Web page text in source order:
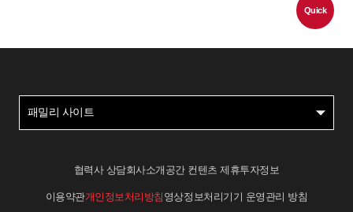
Quick
패밀리 사이트
협력사 상담회사소개 공간 컨텐츠 제휴투자정보
이용약관개인정보처리방침 영상정보처리기기 운영관리 방침